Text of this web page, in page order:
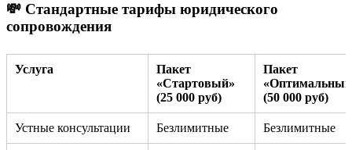
💸 Стандартные тарифы юридического
сопровождения
Услуга
Пакет
«Стартовый»
(25 000 руб)
Пакет
(50 000 руб)
Устные консультации Безлимитные Безлимитные